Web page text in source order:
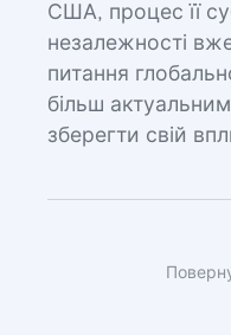
США, процес її
незалежності
питання
більш
зберегти свій